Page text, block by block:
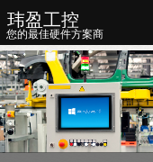
玮盈工控
您的最佳硬件方案商